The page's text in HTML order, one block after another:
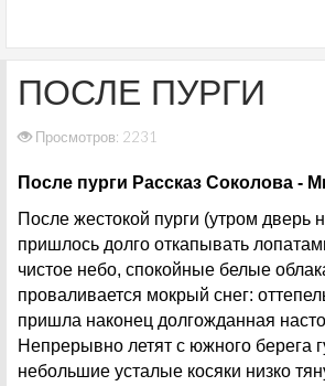
ПОСЛЕ ПУРГИ
Просмотров: 2231
После пурги Рассказ Соколова -
После жестокой пурги (утром дверь
пришлось долго откапывать
чистое небо, спокойные белые
проваливается мокрый снег:
пришла наконец долгожданная
Непрерывно летят с южного берега
небольшие усталые косяки низко